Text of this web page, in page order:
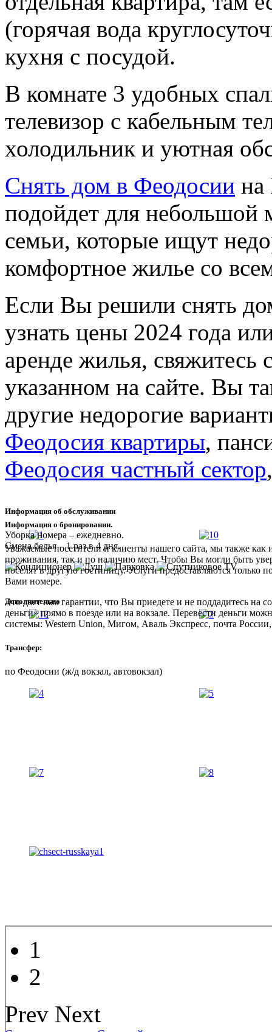
(горячая вода
кухня с посудой.
В комнате 3 удобных
телевизор с кабельным
холодильник и уютная
Снять дом в Феодосии на
подойдет для небольшой
семьи, которые ищут
комфортное жилье со
Если Вы решили снять
узнать цены 2024 года
аренде жилья,
указанном на сайте. Вы
другие недорогие
Феодосия квартиры,
Феодосия частный сектор
Информация об обслуживании
Уборка номера – ежедневно.
Смена белья – 1 раз в 4 дня.
Дополнительно
Информация о бронировании.
Уважаемые посетители и клиенты нашего сайта, мы также
проживания, так и по наличию мест. Чтобы Вы могли быть
поселят в другую гостиницу. Услуги предоставляются
Вами номере.
Это дает нам гарантии, что Вы приедете и не поддадитесь
деньги» прямо в поезде или на вокзале. Перевести деньги
системы: Western Union, Мигом, Аваль Экспресс, почта
Трансфер:
по Феодосии (ж/д вокзал, автовокзал)
1
2
Prev Next